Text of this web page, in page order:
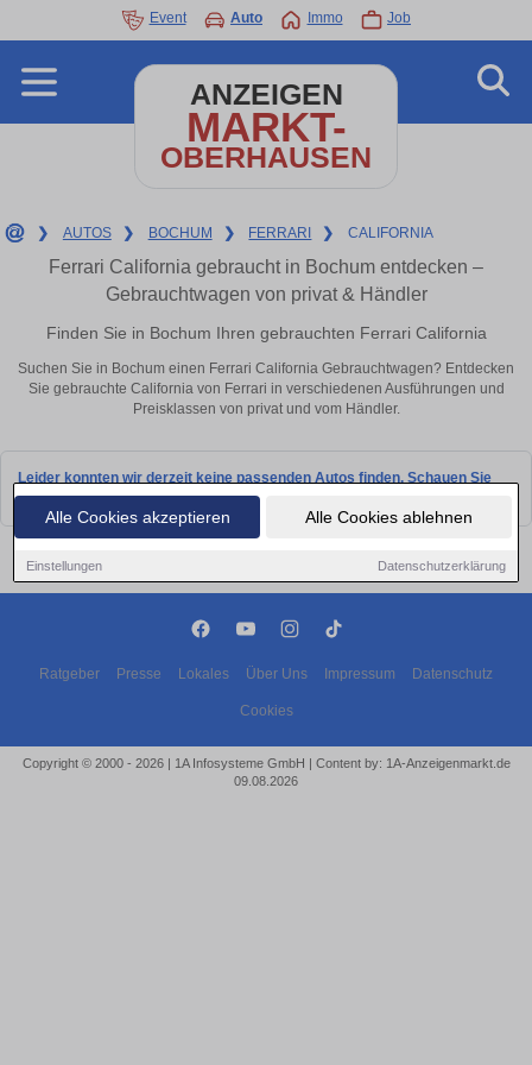
Alle Cookies akzeptieren Alle Cookies ablehnen
Einstellungen Datenschutzerklärung
Event Auto Immo Job
ANZEIGEN
MARKT-
OBERHAUSEN
❯ AUTOS ❯ BOCHUM ❯ FERRARI ❯ CALIFORNIA
Ferrari California gebraucht in Bochum entdecken –
Gebrauchtwagen von privat & Händler
Finden Sie in Bochum Ihren gebrauchten Ferrari California
Suchen Sie in Bochum einen Ferrari California Gebrauchtwagen? Entdecken
Sie gebrauchte California von Ferrari in verschiedenen Ausführungen und
Preisklassen von privat und vom Händler.
Leider konnten wir derzeit keine passenden Autos finden. Schauen Sie
bald wieder vorbei!
Ratgeber Presse Lokales Über Uns Impressum Datenschutz
Cookies
Copyright © 2000 - 2026 | 1A Infosysteme GmbH | Content by: 1A-Anzeigenmarkt.de
09.08.2026